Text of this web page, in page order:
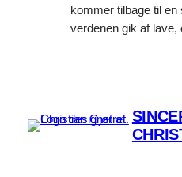
kommer tilbage til en
verdenen gik af